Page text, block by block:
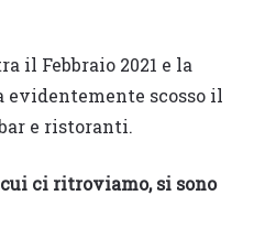
il Febbraio 2021 e la
evidentemente scosso il
e ristoranti.
ci ritroviamo, si sono